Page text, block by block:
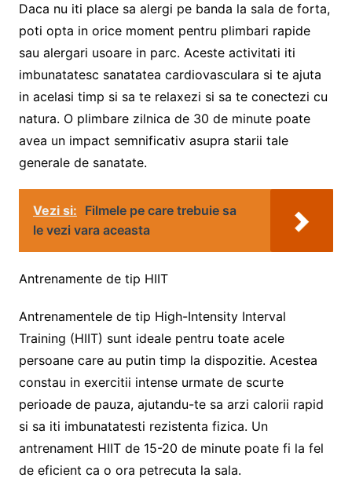
Daca nu iti place sa alergi pe banda la sala de forta,
poti opta in orice moment pentru plimbari rapide
sau alergari usoare in parc. Aceste activitati iti
imbunatatesc sanatatea cardiovasculara si te ajuta
in acelasi timp si sa te relaxezi si sa te conectezi cu
natura. O plimbare zilnica de 30 de minute poate
avea un impact semnificativ asupra starii tale
generale de sanatate.
Vezi si: Filmele pe care trebuie sa
le vezi vara aceasta
Antrenamente de tip HIIT
Antrenamentele de tip High-Intensity Interval
Training (HIIT) sunt ideale pentru toate acele
persoane care au putin timp la dispozitie. Acestea
constau in exercitii intense urmate de scurte
perioade de pauza, ajutandu-te sa arzi calorii rapid
si sa iti imbunatatesti rezistenta fizica. Un
antrenament HIIT de 15-20 de minute poate fi la fel
de eficient ca o ora petrecuta la sala.